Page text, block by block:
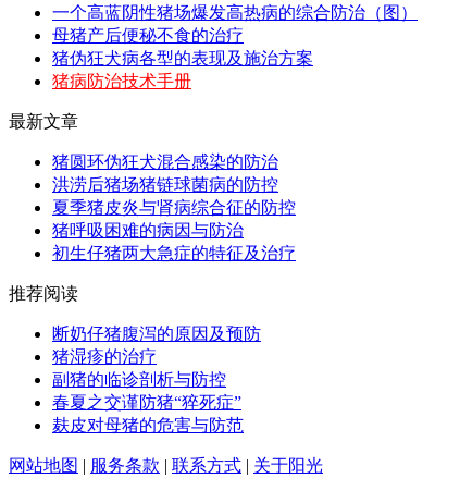
一个高蓝阴性猪场爆发高热病的综合防治（图）
母猪产后便秘不食的治疗
猪伪狂犬病各型的表现及施治方案
猪病防治技术手册
最新文章
猪圆环伪狂犬混合感染的防治
洪涝后猪场猪链球菌病的防控
夏季猪皮炎与肾病综合征的防控
猪呼吸困难的病因与防治
初生仔猪两大急症的特征及治疗
推荐阅读
断奶仔猪腹泻的原因及预防
猪湿疹的治疗
副猪的临诊剖析与防控
春夏之交谨防猪“猝死症”
麸皮对母猪的危害与防范
网站地图 | 服务条款 | 联系方式 | 关于阳光